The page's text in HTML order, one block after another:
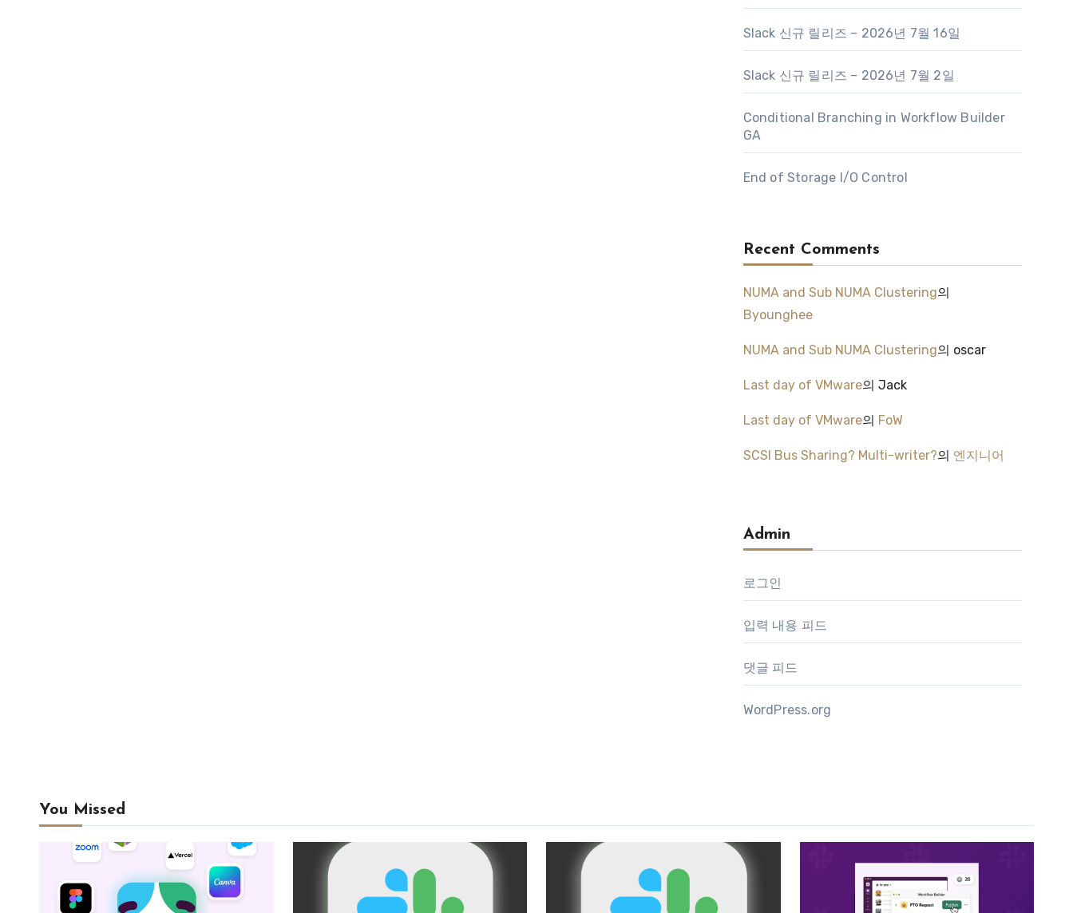
Slack 신규 릴리즈 – 2026년 7월 16일
Slack 신규 릴리즈 – 2026년 7월 2일
Conditional Branching in Workflow Builder
GA
End of Storage I/O Control
Recent Comments
NUMA and Sub NUMA Clustering의
Byounghee
NUMA and Sub NUMA Clustering의 oscar
Last day of VMware의 Jack
Last day of VMware의 FoW
SCSI Bus Sharing? Multi-writer?의 엔지니어
Admin
로그인
입력 내용 피드
댓글 피드
WordPress.org
You Missed